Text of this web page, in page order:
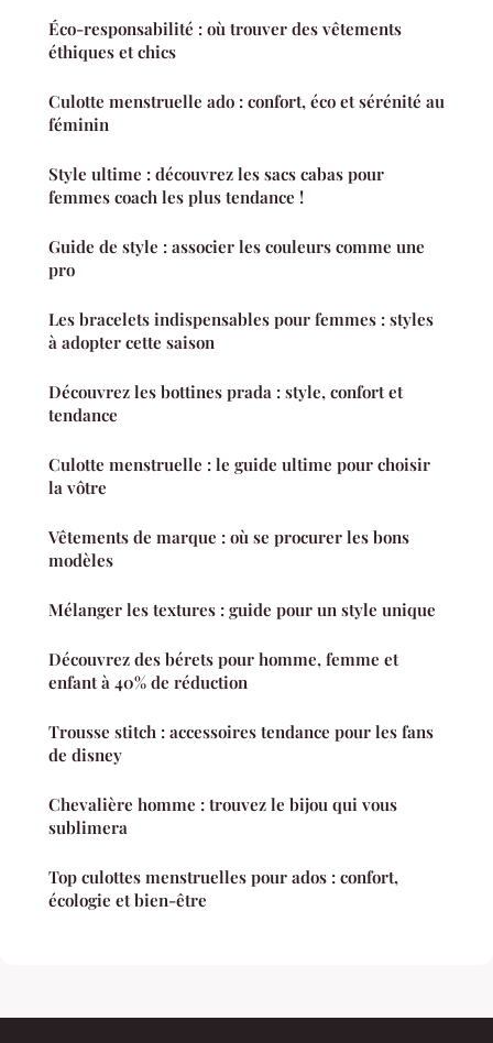
Éco-responsabilité : où trouver des vêtements
éthiques et chics
Culotte menstruelle ado : confort, éco et sérénité au
féminin
Style ultime : découvrez les sacs cabas pour
femmes coach les plus tendance !
Guide de style : associer les couleurs comme une
pro
Les bracelets indispensables pour femmes : styles
à adopter cette saison
Découvrez les bottines prada : style, confort et
tendance
Culotte menstruelle : le guide ultime pour choisir
la vôtre
Vêtements de marque : où se procurer les bons
modèles
Mélanger les textures : guide pour un style unique
Découvrez des bérets pour homme, femme et
enfant à 40% de réduction
Trousse stitch : accessoires tendance pour les fans
de disney
Chevalière homme : trouvez le bijou qui vous
sublimera
Top culottes menstruelles pour ados : confort,
écologie et bien-être